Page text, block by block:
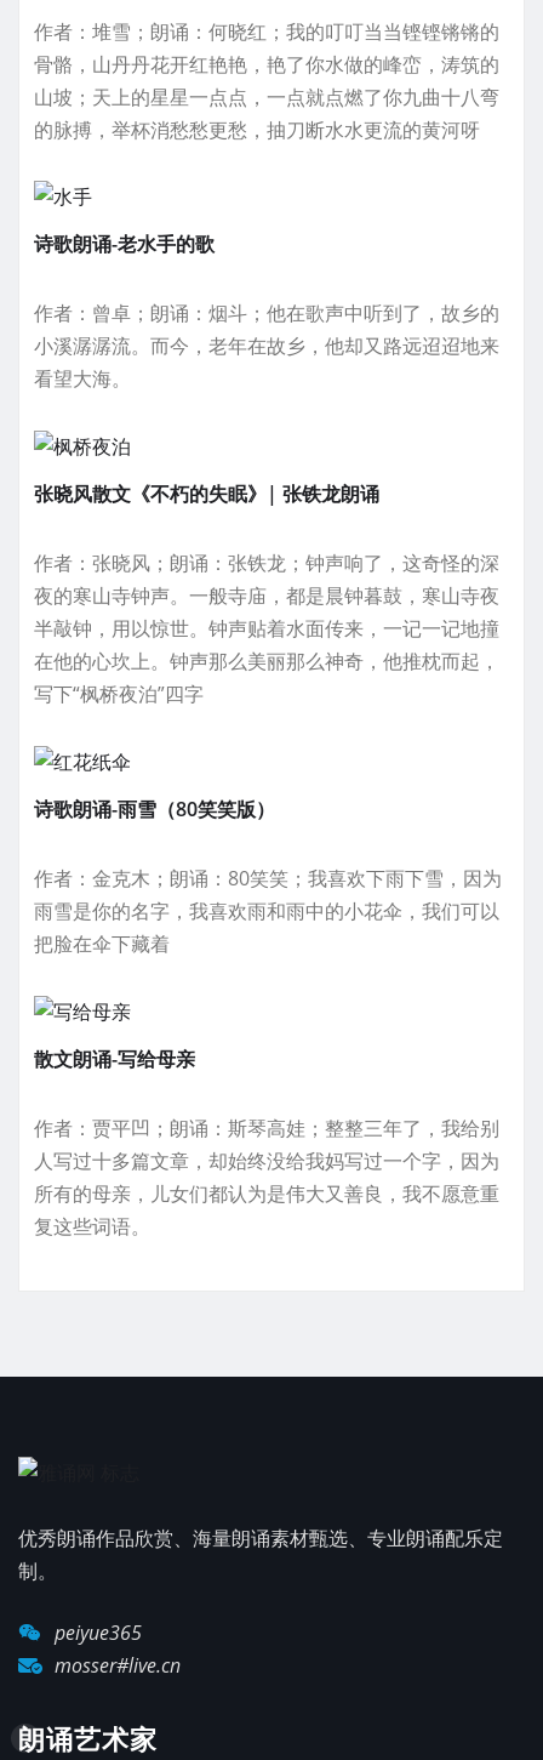
作者：堆雪；朗诵：何晓红；我的叮叮当当铿铿锵锵的
骨骼，山丹丹花开红艳艳，艳了你水做的峰峦，涛筑的
山坡；天上的星星一点点，一点就点燃了你九曲十八弯
的脉搏，举杯消愁愁更愁，抽刀断水水更流的黄河呀
诗歌朗诵-老水手的歌
作者：曾卓；朗诵：烟斗；他在歌声中听到了，故乡的
小溪潺潺流。而今，老年在故乡，他却又路远迢迢地来
看望大海。
张晓风散文《不朽的失眠》| 张铁龙朗诵
作者：张晓风；朗诵：张铁龙；钟声响了，这奇怪的深
夜的寒山寺钟声。一般寺庙，都是晨钟暮鼓，寒山寺夜
半敲钟，用以惊世。钟声贴着水面传来，一记一记地撞
在他的心坎上。钟声那么美丽那么神奇，他推枕而起，
写下“枫桥夜泊”四字
诗歌朗诵-雨雪（80笑笑版）
作者：金克木；朗诵：80笑笑；我喜欢下雨下雪，因为
雨雪是你的名字，我喜欢雨和雨中的小花伞，我们可以
把脸在伞下藏着
散文朗诵-写给母亲
作者：贾平凹；朗诵：斯琴高娃；整整三年了，我给别
人写过十多篇文章，却始终没给我妈写过一个字，因为
所有的母亲，儿女们都认为是伟大又善良，我不愿意重
复这些词语。
优秀朗诵作品欣赏、海量朗诵素材甄选、专业朗诵配乐定
制。
peiyue365
mosser#live.cn
朗诵艺术家